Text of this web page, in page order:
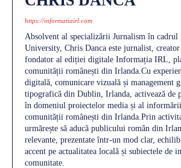
https://informatiairl.com
Absolvent al specializării Jurnalism în cadrul
University, Chris Danca este jurnalist,
fondator al ediției digitale Informația IRL,
comunității românești din Irlanda.Cu
digitală, comunicare vizuală și management
tipografică din Dublin, Irlanda, activează de
în domeniul proiectelor media și al
comunității românești din Irlanda.Prin
urmărește să aducă publicului român din
relevante, prezentate într-un mod clar,
accent pe actualitatea locală și subiectele de
comunitate.